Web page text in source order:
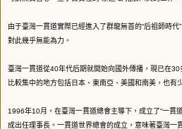
由于臺灣一貫道實際已經進入了群龍無首的“后祖師時
對此幾乎無能為力。
臺灣一貫道從40年代后期就開始向國外傳播，現已在
比較集中的地方包括日本、東南亞、美國和南美，也有
1996年10月，在臺灣一貫道總會主導下，成立了“一貫
成出任理事長。一貫道世界總會的成立，意味著臺灣